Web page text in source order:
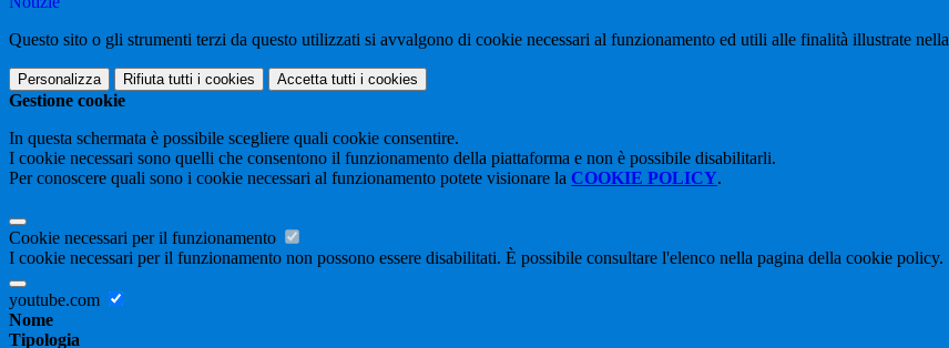
Questo sito o gli strumenti terzi da questo utilizzati si avvalgono di cookie necessari al funzionamento ed utili alle finalità illustrate nella
Personalizza Rifiuta tutti i cookies Accetta tutti i cookies
Gestione cookie
In questa schermata è possibile scegliere quali cookie consentire.
I cookie necessari sono quelli che consentono il funzionamento della piattaforma e non è possibile disabilitarli.
Per conoscere quali sono i cookie necessari al funzionamento potete visionare la COOKIE POLICY.
Cookie necessari per il funzionamento
I cookie necessari per il funzionamento non possono essere disabilitati. È possibile consultare l'elenco nella pagina della cookie policy.
youtube.com
Nome
Tipologia